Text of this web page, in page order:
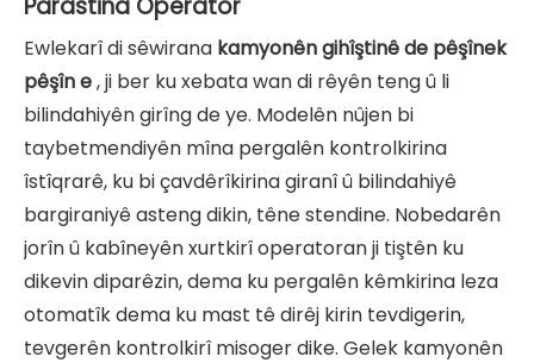
Parastina Operator
Ewlekarî di sêwirana kamyonên gihîştinê de pêşînek
pêşîn e, ji ber ku xebata wan di rêyên teng û li
bilindahiyên girîng de ye. Modelên nûjen bi
taybetmendiyên mîna pergalên kontrolkirina
îstîqrarê, ku bi çavdêrîkirina giranî û bilindahiyê
bargiraniyê asteng dikin, têne stendine. Nobedarên
jorîn û kabîneyên xurtkirî operatoran ji tiştên ku
dikevin diparêzin, dema ku pergalên kêmkirina leza
otomatîk dema ku mast tê dirêj kirin tevdigerin,
tevgerên kontrolkirî misoger dike. Gelek kamyonên